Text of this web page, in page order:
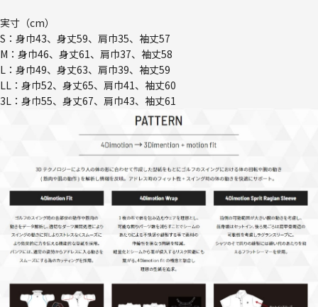
実寸（cm）
S：身巾43、身丈59、肩巾35、袖丈57
M：身巾46、身丈61、肩巾37、袖丈58
L：身巾49、身丈63、肩巾39、袖丈59
LL：身巾52、身丈65、肩巾41、袖丈60
3L：身巾55、身丈67、肩巾43、袖丈61